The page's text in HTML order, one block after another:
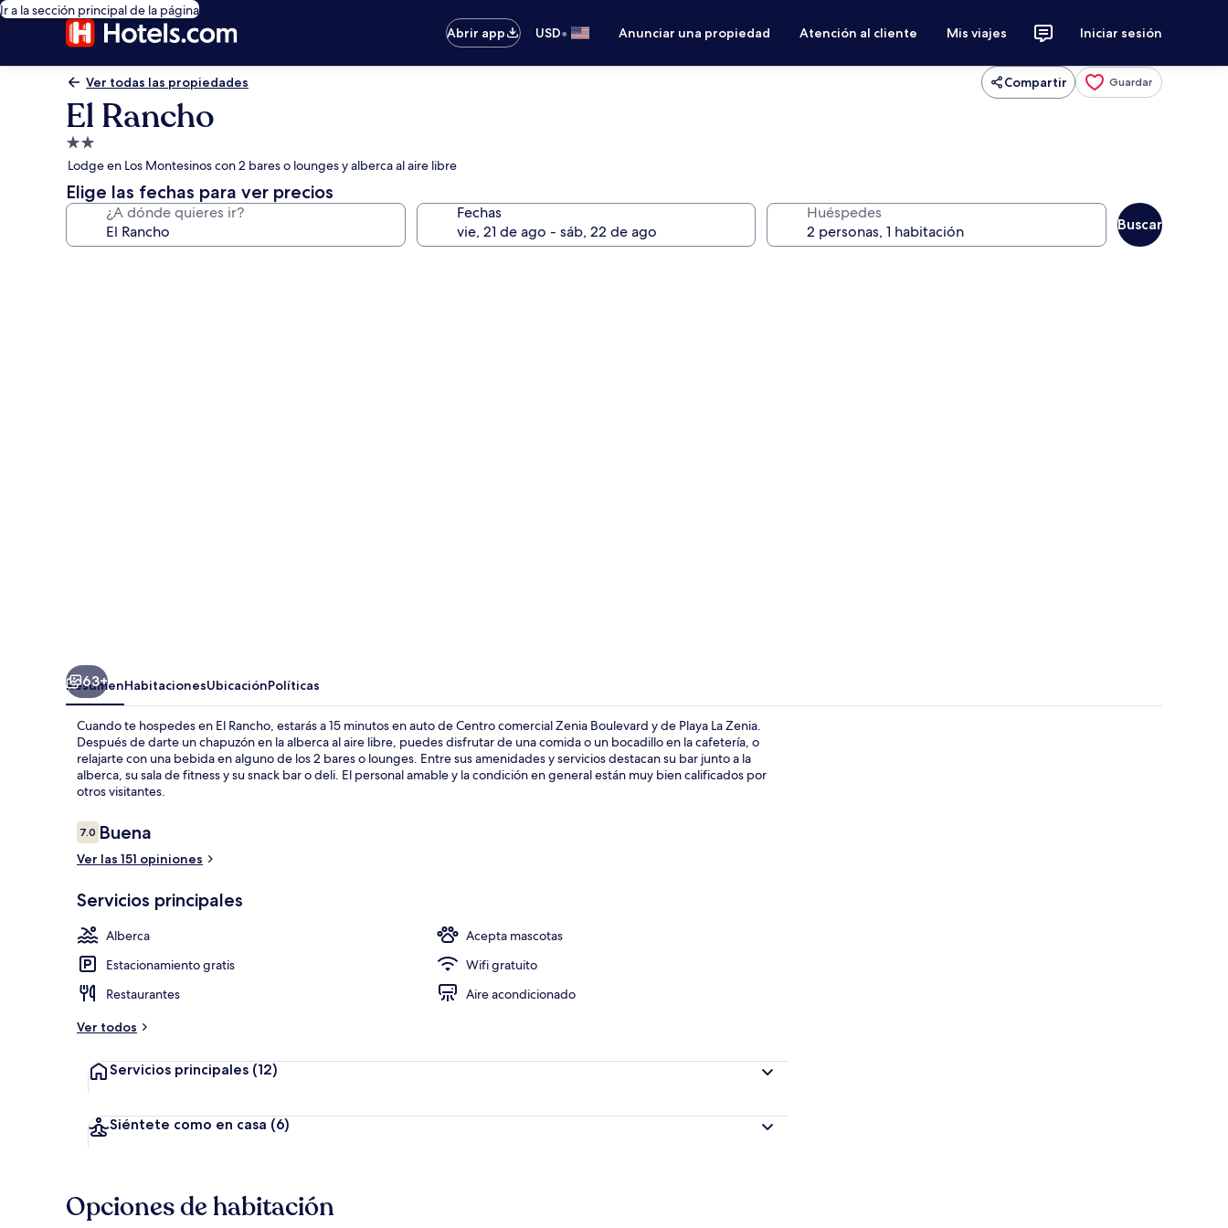
Ir a la sección principal de la página
Abrir app
USD• Anunciar una propiedad Atención al cliente Mis viajes Iniciar sesión
Ver todas las propiedades Compartir Guardar
El Rancho
Propiedad
de
2.0
estrellas
Lodge en Los Montesinos con 2 bares o lounges y alberca al aire libre
Elige las fechas para ver precios
¿A dónde quieres ir? Fechas Huéspedes
Buscar
Cunas y wifi gratis
63+
ResumenHabitacionesUbicaciónPolíticas
Cuando te hospedes en El Rancho, estarás a 15 minutos en auto de Centro comercial Zenia Boulevard y de Playa La Zenia.
Después de darte un chapuzón en la alberca al aire libre, puedes disfrutar de una comida o un bocadillo en la cafetería, o
relajarte con una bebida en alguno de los 2 bares o lounges. Entre sus amenidades y servicios destacan su bar junto a la
alberca, su sala de fitness y su snack bar o deli. El personal amable y la condición en general están muy bien calificados por
otros visitantes.
Opiniones
7.07.0 de 10,
Buena
Ver las 151 opiniones
Servicios principales
Alberca
Acepta mascotas
Estacionamiento gratis
Wifi gratuito
Restaurantes
Aire acondicionado
Ver todos
Servicios principales (12)
Siéntete como en casa (6)
Opciones de habitación